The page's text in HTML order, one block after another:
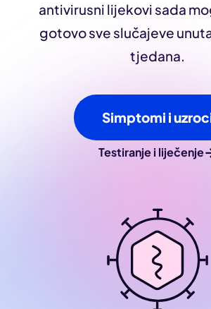
antivirusni lijekovi sada
gotovo sve slučajeve
tjedana.
Simptomi i
Testiranje i liječenje